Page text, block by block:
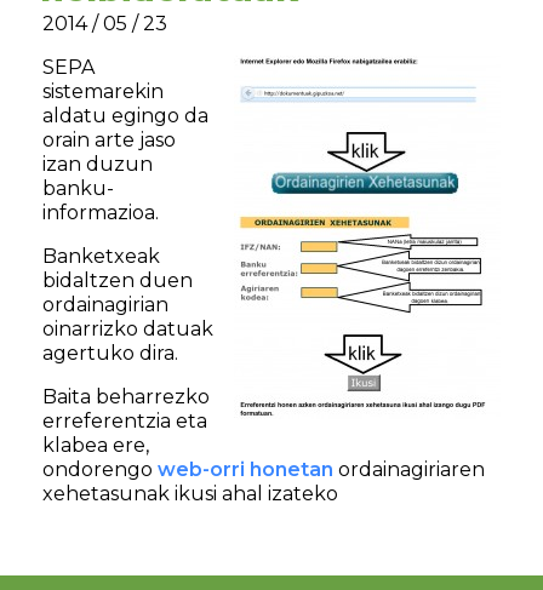
2014 / 05 / 23
SEPA
sistemarekin
aldatu egingo da
orain arte jaso
izan duzun
banku-
informazioa.
Banketxeak
bidaltzen duen
ordainagirian
oinarrizko datuak
agertuko dira.
Baita beharrezko
erreferentzia eta
klabea ere,
ondorengo web-orri honetan ordainagiriaren
xehetasunak ikusi ahal izateko